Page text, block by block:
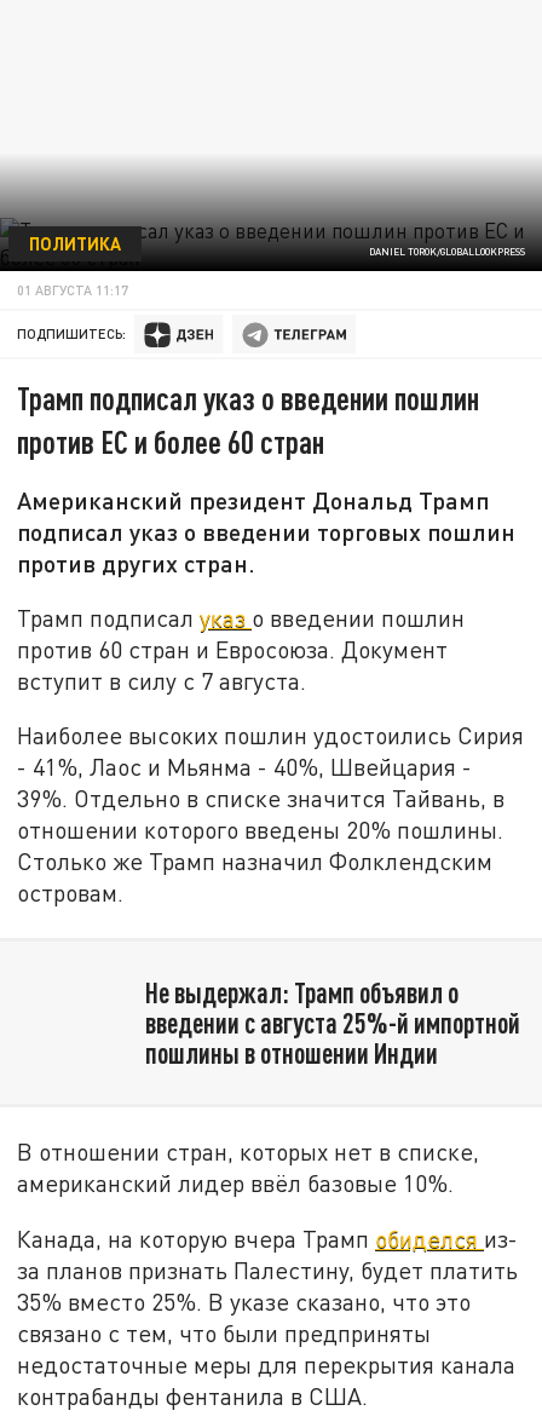
DANIEL TOROK/GLOBALLOOKPRESS
ПОЛИТИКА
01 АВГУСТА 11:17
ПОДПИШИТЕСЬ:
Трамп подписал указ о введении пошлин
против ЕС и более 60 стран
Американский президент Дональд Трамп
подписал указ о введении торговых пошлин
против других стран.
Трамп подписалуказ о введении пошлин
против 60 стран и Евросоюза. Документ
вступит в силу с 7 августа.
Наиболее высоких пошлин удостоились Сирия
- 41%, Лаос и Мьянма - 40%, Швейцария -
39%. Отдельно в списке значится Тайвань, в
отношении которого введены 20% пошлины.
Столько же Трамп назначил Фолклендским
островам.
Не выдержал: Трамп объявил о
введении с августа 25%-й импортной
пошлины в отношении Индии
В отношении стран, которых нет в списке,
американский лидер ввёл базовые 10%.
Канада, на которую вчера Трамп обиделся из-
за планов признать Палестину, будет платить
35% вместо 25%. В указе сказано, что это
связано с тем, что были предприняты
недостаточные меры для перекрытия канала
контрабанды фентанила в США.